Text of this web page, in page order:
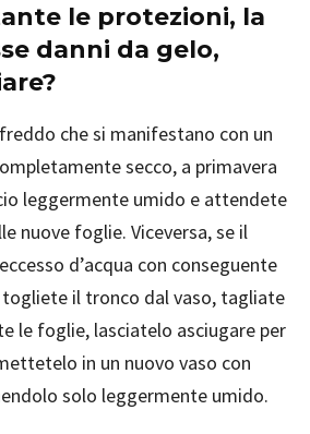
le protezioni, la
danni da gelo,
che si manifestano con un
secco, a primavera
leggermente umido e attendete
nuove foglie. Viceversa, se il
d’acqua con conseguente
il tronco dal vaso, tagliate
le foglie, lasciatelo asciugare per
in un nuovo vaso con
solo leggermente umido.